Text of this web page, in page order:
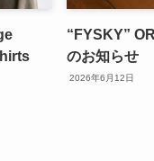
“FYSKY”
のお知らせ
2026年6月12日